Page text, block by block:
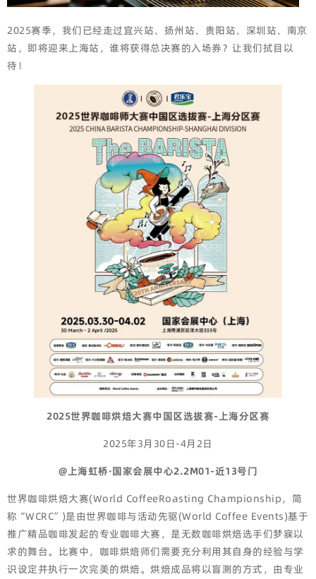
2025赛季，我们已经走过宜兴站、扬州站、贵阳站、深圳站、南京
站，即将迎来上海站，谁将获得总决赛的入场券？让我们拭目以
待！
2025世界咖啡烘焙大赛中国区选拔赛-上海分区赛
2025年3月30日-4月2日
@上海虹桥·国家会展中心2.2M01-近13号门
世界咖啡烘焙大赛(World CoffeeRoasting Championship，简
称“WCRC”)是由世界咖啡与活动先驱(World Coffee Events)基于
推广精品咖啡发起的专业咖啡大赛，是无数咖啡烘焙选手们梦寐以
求的舞台。比赛中，咖啡烘焙师们需要充分利用其自身的经验与学
识设定并执行一次完美的烘焙。烘焙成品将以盲测的方式，由专业